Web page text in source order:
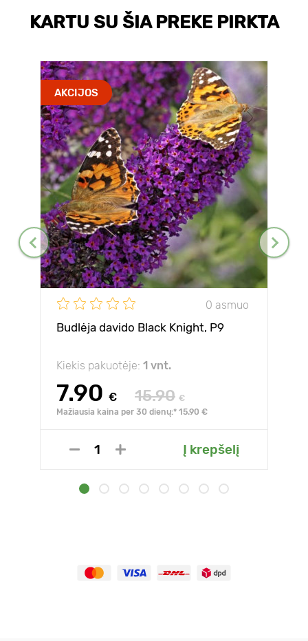
KARTU SU ŠIA PREKE PIRKTA
AKCIJOS
0 asmuo
Budlėja davido Black Knight, P9
Kiekis pakuotėje: 1 vnt.
7.90 € 15.90 €
Mažiausia kaina per 30 dienų:* 15.90 €
Į krepšelį